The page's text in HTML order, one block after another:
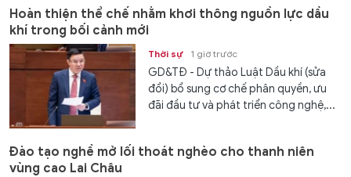
Hoàn thiện thể chế nhằm khơi thông nguồn lực dầu
khí trong bối cảnh mới
Thời sự 1 giờ trước
GD&TĐ - Dự thảo Luật Dầu khí (sửa
đổi) bổ sung cơ chế phân quyền, ưu
đãi đầu tư và phát triển công nghệ,...
Đào tạo nghề mở lối thoát nghèo cho thanh niên
vùng cao Lai Châu